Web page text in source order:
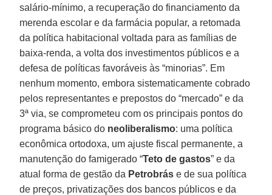
salário-mínimo, a recuperação do financiamento da
merenda escolar e da farmácia popular, a retomada
da política habitacional voltada para as famílias de
baixa-renda, a volta dos investimentos públicos e a
defesa de políticas favoráveis às “minorias”. Em
nenhum momento, embora sistematicamente cobrado
pelos representantes e prepostos do “mercado” e da
3ª via, se comprometeu com os principais pontos do
programa básico do neoliberalismo: uma política
econômica ortodoxa, um ajuste fiscal permanente, a
manutenção do famigerado “Teto de gastos” e da
atual forma de gestão da Petrobrás e de sua política
de preços, privatizações dos bancos públicos e da